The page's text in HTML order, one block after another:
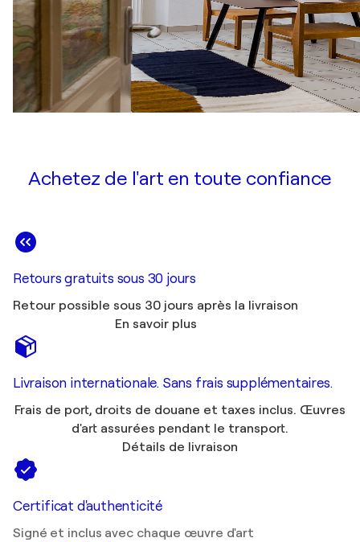
Achetez de l'art en toute confiance
Retours gratuits sous 30 jours
Retour possible sous 30 jours après la livraison
En savoir plus
Livraison internationale. Sans frais supplémentaires.
Frais de port, droits de douane et taxes inclus. Œuvres
d'art assurées pendant le transport.
Détails de livraison
Certificat d'authenticité
Signé et inclus avec chaque œuvre d'art